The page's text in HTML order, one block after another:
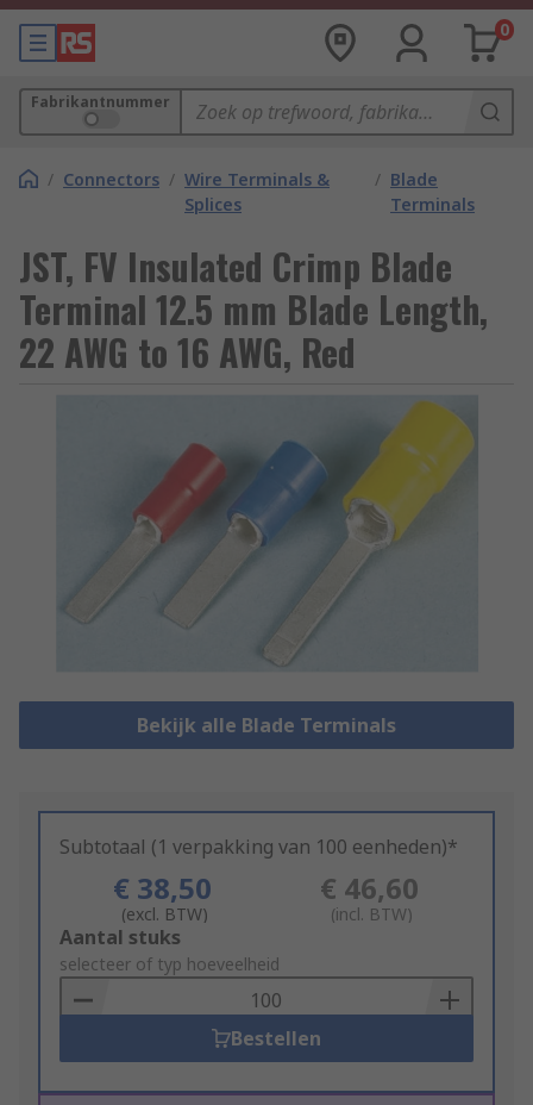
0
Fabrikantnummer
/ Connectors / Wire Terminals &
Splices
/ Blade
Terminals
JST, FV Insulated Crimp Blade
Terminal 12.5 mm Blade Length,
22 AWG to 16 AWG, Red
Bekijk alle Blade Terminals
Subtotaal (1 verpakking van 100 eenheden)*
€ 38,50
(excl. BTW)
€ 46,60
(incl. BTW)
Add
to
Basket
Aantal stuks
selecteer of typ hoeveelheid
Bestellen